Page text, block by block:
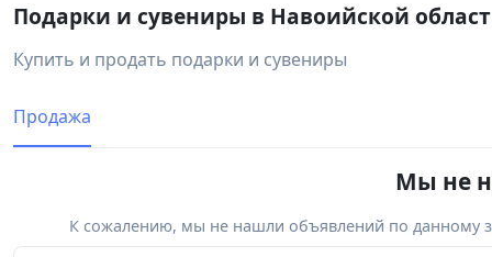
Подарки и сувениры в Навоийской
Купить и продать подарки и сувениры
Продажа
Мы не
К сожалению, мы не нашли объявлений по данному